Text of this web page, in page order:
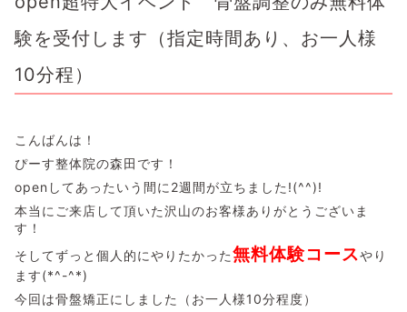
験を受付します（指定時間あり、お一人様
10分程）
こんばんは！
ぴーす整体院の森田です！
openしてあったいう間に2週間が立ちました!(^^)!
本当にご来店して頂いた沢山のお客様ありがとうございま
す！
そしてずっと個人的にやりたかった無料体験コースやり
ます(*^-^*)
今回は骨盤矯正にしました（お一人様10分程度）